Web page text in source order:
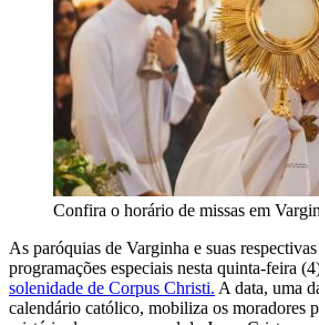
Confira o horário de missas em
As paróquias de Varginha e suas
programações especiais nesta quinta-feira
solenidade de Corpus Christi. A data, uma
calendário católico, mobiliza os moradores